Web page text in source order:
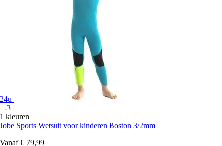
24u
+-3
1 kleuren
Jobe Sports Wetsuit voor kinderen Boston 3/2mm
Vanaf € 79,99